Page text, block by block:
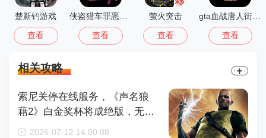
楚新钓游戏
查看 查看
萤火突击
查看 查看
相关攻略
索尼关停在线服务，《声名狼
藉2》白金奖杯将成绝版，无法
再获取
2026-07-12 14:00:08